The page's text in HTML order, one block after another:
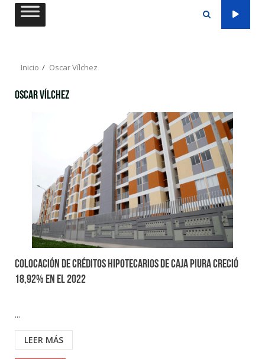
Saltar
Inicio Oscar Vílchez
Oscar Vílchez
Colocación de créditos hipotecarios de Caja Piura creció
18,92% en el 2022
...
LEER MÁS